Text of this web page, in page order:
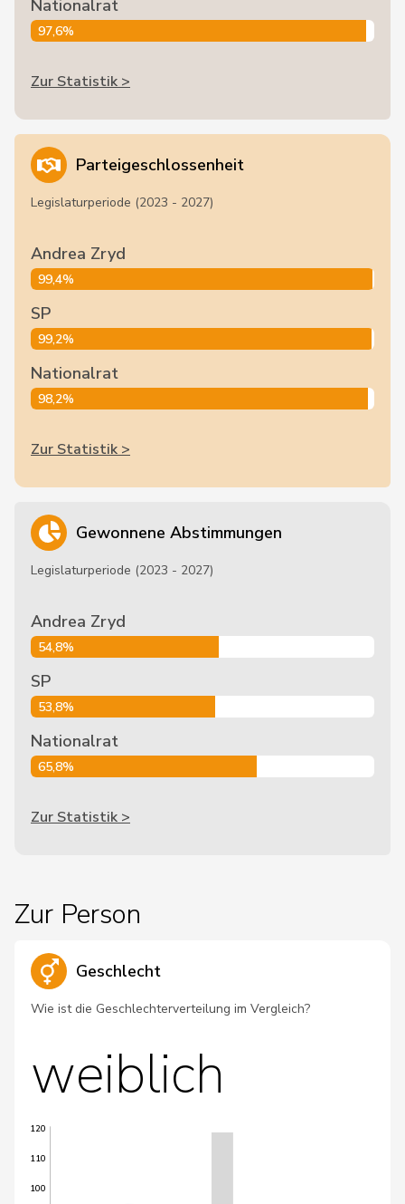
Nationalrat
97,6%
Zur Statistik >
Parteigeschlossenheit
Legislaturperiode (2023 - 2027)
Andrea Zryd
99,4%
SP
99,2%
Nationalrat
98,2%
Zur Statistik >
Gewonnene Abstimmungen
Legislaturperiode (2023 - 2027)
Andrea Zryd
54,8%
SP
53,8%
Nationalrat
65,8%
Zur Statistik >
Zur Person
Geschlecht
Wie ist die Geschlechterverteilung im Vergleich?
weiblich
100
110
120